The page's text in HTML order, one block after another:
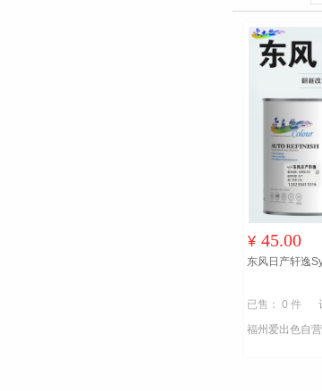
¥ 45.00
东风日产轩逸
已售： 0 件
福州爱出色自